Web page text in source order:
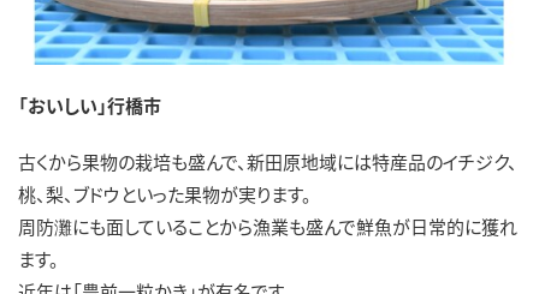
「おいしい」行橋市
古くから果物の栽培も盛んで、新田原地域には特産品のイチジク、
桃、梨、ブドウといった果物が実ります。
周防灘にも面していることから漁業も盛んで鮮魚が日常的に獲れ
ます。